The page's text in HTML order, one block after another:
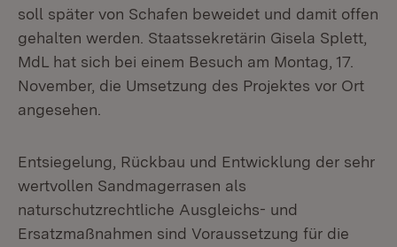
soll später von Schafen beweidet und damit offen
gehalten werden. Staatssekretärin Gisela Splett,
MdL hat sich bei einem Besuch am Montag, 17.
November, die Umsetzung des Projektes vor Ort
angesehen.
Entsiegelung, Rückbau und Entwicklung der sehr
wertvollen Sandmagerrasen als
naturschutzrechtliche Ausgleichs- und
Ersatzmaßnahmen sind Voraussetzung für die